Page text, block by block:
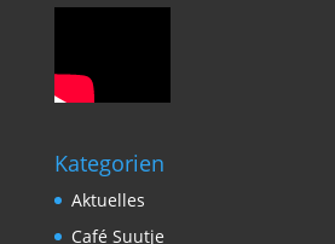
Kategorien
Aktuelles
Café Suutje